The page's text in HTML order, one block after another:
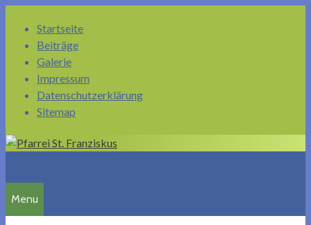
Inhalt
Startseite
Beiträge
Galerie
Impressum
Datenschutzerklärung
Sitemap
Menu